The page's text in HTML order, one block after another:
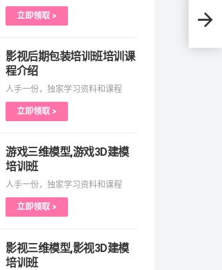
立即领取 >
影视后期包装培训班培训课
程介绍
人手一份，独家学习资料和课程
立即领取 >
游戏三维模型,游戏3D建模
培训班
人手一份，独家学习资料和课程
立即领取 >
影视三维模型,影视3D建模
培训班